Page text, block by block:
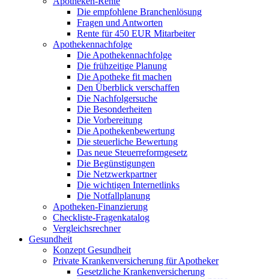
Die empfohlene Branchenlösung
Fragen und Antworten
Rente für 450 EUR Mitarbeiter
Apothekennachfolge
Die Apothekennachfolge
Die frühzeitige Planung
Die Apotheke fit machen
Den Überblick verschaffen
Die Nachfolgersuche
Die Besonderheiten
Die Vorbereitung
Die Apothekenbewertung
Die steuerliche Bewertung
Das neue Steuerreformgesetz
Die Begünstigungen
Die Netzwerkpartner
Die wichtigen Internetlinks
Die Notfallplanung
Apotheken-Finanzierung
Checkliste-Fragenkatalog
Vergleichsrechner
Gesundheit
Konzept Gesundheit
Private Krankenversicherung für Apotheker
Gesetzliche Krankenversicherung